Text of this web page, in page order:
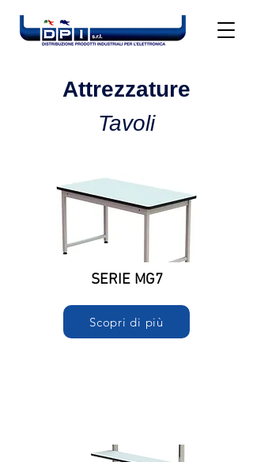
Attrezzature
Tavoli
SERIE MG7
Scopri di più